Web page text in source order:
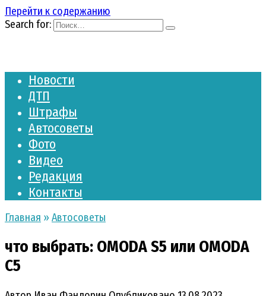
Перейти к содержанию
Search for:
Новости
ДТП
Штрафы
Автосоветы
Фото
Видео
Редакция
Контакты
Главная » Автосоветы
что выбрать: OMODA S5 или OMODA
C5